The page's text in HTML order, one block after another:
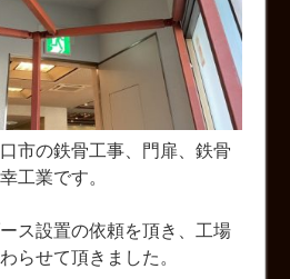
市の鉄骨工事、門扉、鉄骨
工業です。
ス設置の依頼を頂き、工場
らせて頂きました。